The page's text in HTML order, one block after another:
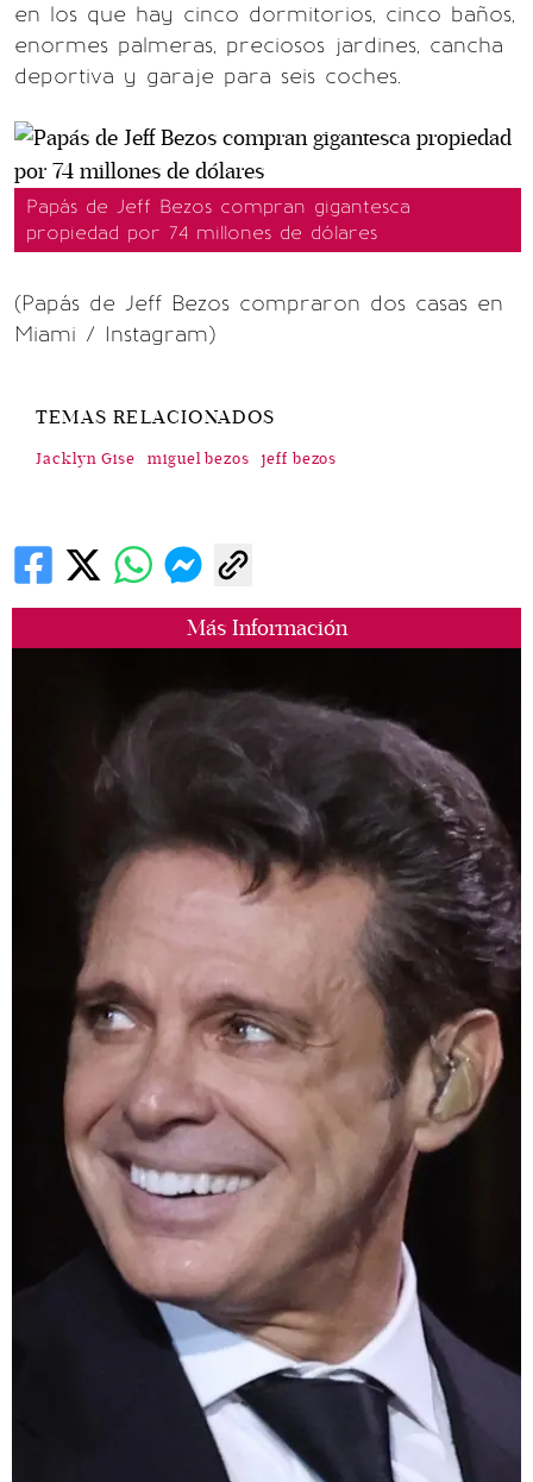
Más Información
en los que hay cinco dormitorios, cinco baños,
enormes palmeras, preciosos jardines, cancha
deportiva y garaje para seis coches.
Papás de Jeff Bezos compran gigantesca
propiedad por 74 millones de dólares
(Papás de Jeff Bezos compraron dos casas en
Miami / Instagram)
TEMAS RELACIONADOS
Jacklyn Gise miguel bezos jeff bezos